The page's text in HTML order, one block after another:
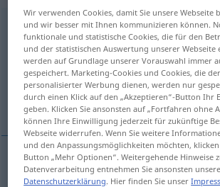
Ukrainef
Übersicht aller Übersetzungen
(Für mehr Details die Übersetzung anklicken/
Ukrayna
Ukrayna Ukraine
Wir verwenden Cookies, damit Sie unsere Webseite
und wir besser mit Ihnen kommunizieren können.
funktionale und statistische Cookies, die für den
und der statistischen Auswertung unserer
werden auf Grundlage unserer Vorauswahl immer
gespeichert. Marketing-Cookies und Cookies, die
personalisierter Werbung dienen, werden nur
durch einen Klick auf den „Akzeptieren“-Button Ihr
geben. Klicken Sie ansonsten auf „Fortfahren ohne
können Ihre Einwilligung jederzeit für zukünftige
Webseite widerrufen. Wenn Sie weitere
und den Anpassungsmöglichkeiten möchten,
Button „Mehr Optionen“. Weitergehende Hinweise
Datenverarbeitung entnehmen Sie ansonsten
Datenschutzerklärung. Hier finden Sie unser